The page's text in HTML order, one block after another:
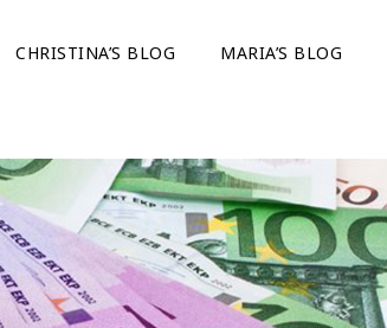
CHRISTINA’S BLOG ΜARIA’S BLOG